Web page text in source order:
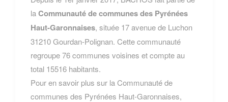
laCommunauté de communes des Pyrénées
Haut-Garonnaises, située 17 avenue de Luchon
31210 Gourdan-Polignan. Cette communauté
regroupe 76 communes voisines et compte au
total 15516 habitants.
Pour en savoir plus sur la Communauté de
communes des Pyrénées Haut-Garonnaises,